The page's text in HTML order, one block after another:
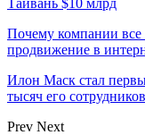
Почему компании все
продвижение в
Илон Маск стал
тысяч его
Prev Next